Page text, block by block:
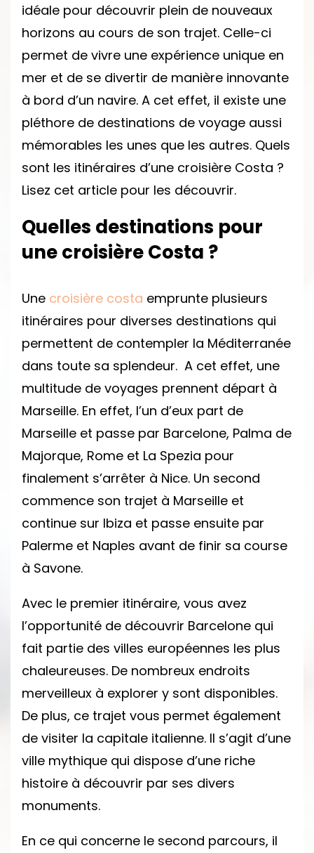
idéale pour découvrir plein de nouveaux
horizons au cours de son trajet. Celle-ci
permet de vivre une expérience unique en
mer et de se divertir de manière innovante
à bord d’un navire. A cet effet, il existe une
pléthore de destinations de voyage aussi
mémorables les unes que les autres. Quels
sont les itinéraires d’une croisière Costa ?
Lisez cet article pour les découvrir.
Quelles destinations pour
une croisière Costa ?
Une croisière costa emprunte plusieurs
itinéraires pour diverses destinations qui
permettent de contempler la Méditerranée
dans toute sa splendeur. A cet effet, une
multitude de voyages prennent départ à
Marseille. En effet, l’un d’eux part de
Marseille et passe par Barcelone, Palma de
Majorque, Rome et La Spezia pour
finalement s’arrêter à Nice. Un second
commence son trajet à Marseille et
continue sur Ibiza et passe ensuite par
Palerme et Naples avant de finir sa course
à Savone.
Avec le premier itinéraire, vous avez
l’opportunité de découvrir Barcelone qui
fait partie des villes européennes les plus
chaleureuses. De nombreux endroits
merveilleux à explorer y sont disponibles.
De plus, ce trajet vous permet également
de visiter la capitale italienne. Il s’agit d’une
ville mythique qui dispose d’une riche
histoire à découvrir par ses divers
monuments.
En ce qui concerne le second parcours, il